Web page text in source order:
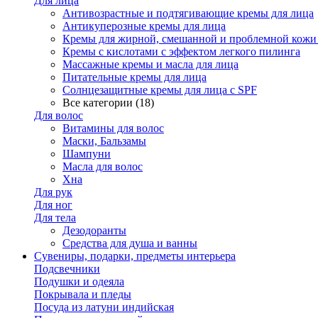
Антивозрастные и подтягивающие кремы для лица
Антикуперозные кремы для лица
Кремы для жирной, смешанной и проблемной кожи
Кремы с кислотами с эффектом легкого пилинга
Массажные кремы и масла для лица
Питательные кремы для лица
Солнцезащитные кремы для лица с SPF
Все категории (18)
Для волос
Витамины для волос
Маски, Бальзамы
Шампуни
Масла для волос
Хна
Для рук
Для ног
Для тела
Дезодоранты
Средства для душа и ванны
Сувениры, подарки, предметы интерьера
Подсвечники
Подушки и одеяла
Покрывала и пледы
Посуда из латуни индийская